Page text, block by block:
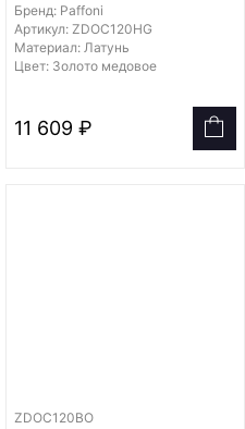
Бренд: Paffoni
Артикул: ZDOC120HG
Материал: Латунь
Цвет: Золото медовое
11 609 ₽
ZDOC120BO